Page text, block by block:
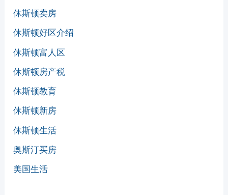
休斯顿卖房
休斯顿好区介绍
休斯顿富人区
休斯顿房产税
休斯顿教育
休斯顿新房
休斯顿生活
奥斯汀买房
美国生活